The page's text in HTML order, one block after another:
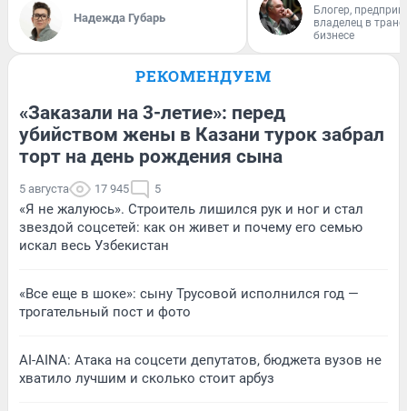
Надежда Губарь
Блогер,
владелец в
бизнесе
РЕКОМЕНДУЕМ
«Заказали на 3-летие»: перед
убийством жены в Казани турок забрал
торт на день рождения сына
5 августа 17 945 5
«Я не жалуюсь». Строитель лишился рук и ног и стал
звездой соцсетей: как он живет и почему его семью
искал весь Узбекистан
«Все еще в шоке»: сыну Трусовой исполнился год —
трогательный пост и фото
AI-AINA: Атака на соцсети депутатов, бюджета вузов не
хватило лучшим и сколько стоит арбуз